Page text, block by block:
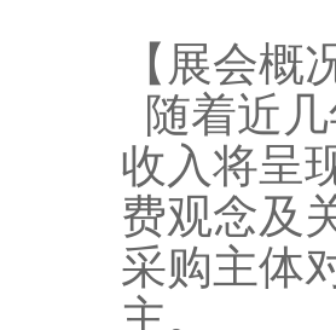
【展会概
随着近
收入将呈
费观念及
采购主体
主。